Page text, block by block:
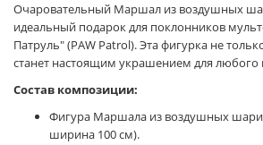
Очаровательный Маршал из воздушных
идеальный подарок для поклонников
Патруль" (PAW Patrol). Эта фигурка не
станет настоящим украшением для любого
Состав композиции:
Фигура Маршала из воздушных
ширина 100 см).